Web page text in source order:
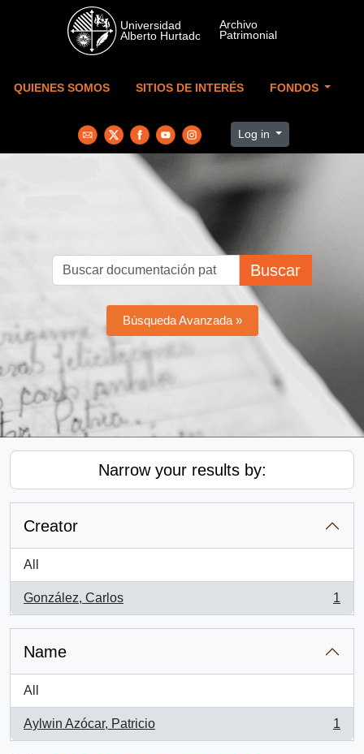
Skip to main content
QUIENES SOMOS SITIOS DE INTERÉS FONDOS
Log in
Buscar
Búsqueda Avanzada »
Narrow your results by:
Creator
All
González, Carlos
, 1 results
1
Name
All
Aylwin Azócar, Patricio
, 1 results
1